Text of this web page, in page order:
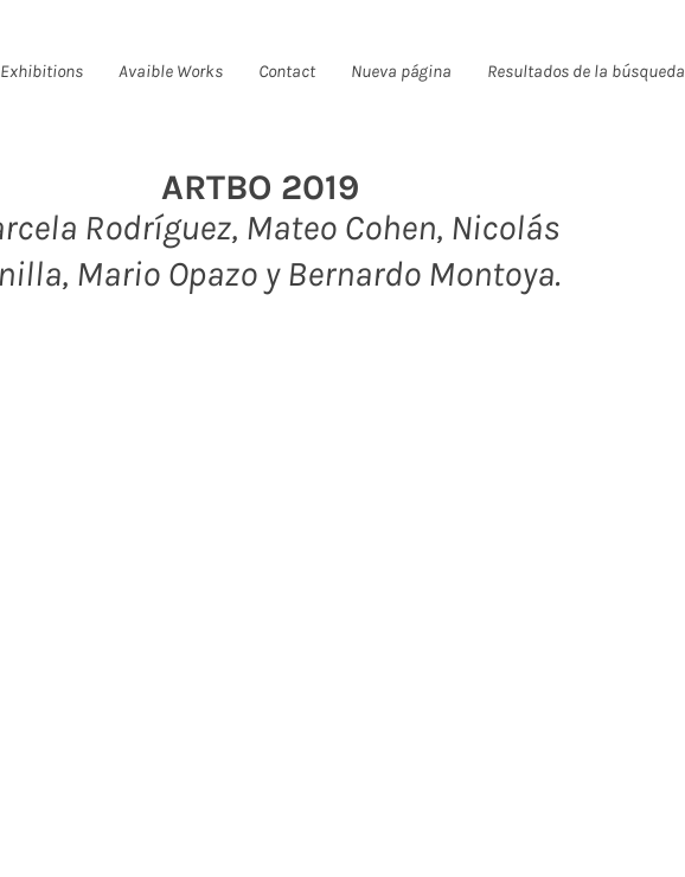
Exhibitions Avaible Works Contact Nueva página Resultados de la búsqueda
ARTBO 2019
Rodríguez, Mateo Cohen, Nicolás
Mario Opazo y Bernardo Montoya.